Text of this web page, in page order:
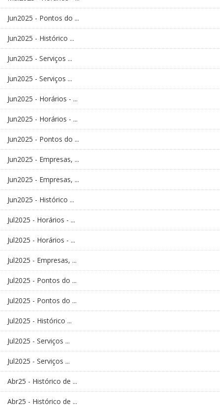
Jun2025 - Pontos do ...
Jun2025 - Histórico ...
Jun2025 - Serviços ...
Jun2025 - Serviços ...
Jun2025 - Horários - ...
Jun2025 - Horários - ...
Jun2025 - Pontos do ...
Jun2025 - Empresas, ...
Jun2025 - Empresas, ...
Jun2025 - Histórico ...
Jul2025 - Horários - ...
Jul2025 - Horários - ...
Jul2025 - Empresas, ...
Jul2025 - Pontos do ...
Jul2025 - Pontos do ...
Jul2025 - Histórico ...
Jul2025 - Serviços ...
Jul2025 - Serviços ...
Abr25 - Histórico de ...
Abr25 - Histórico de ...